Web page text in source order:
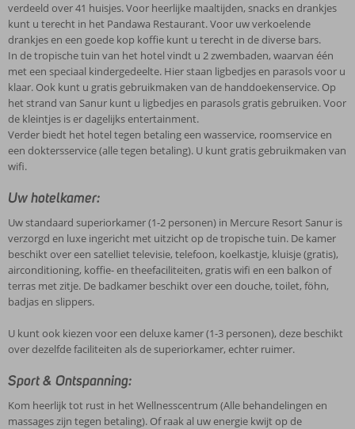
verdeeld over 41 huisjes. Voor heerlijke maaltijden, snacks en drankjes
kunt u terecht in het Pandawa Restaurant. Voor uw verkoelende
drankjes en een goede kop koffie kunt u terecht in de diverse bars.
In de tropische tuin van het hotel vindt u 2 zwembaden, waarvan één
met een speciaal kindergedeelte. Hier staan ligbedjes en parasols voor u
klaar. Ook kunt u gratis gebruikmaken van de handdoekenservice. Op
het strand van Sanur kunt u ligbedjes en parasols gratis gebruiken. Voor
de kleintjes is er dagelijks entertainment.
Verder biedt het hotel tegen betaling een wasservice, roomservice en
een doktersservice (alle tegen betaling). U kunt gratis gebruikmaken van
wifi.
Uw hotelkamer:
Uw standaard superiorkamer (1-2 personen) in Mercure Resort Sanur is
verzorgd en luxe ingericht met uitzicht op de tropische tuin. De kamer
beschikt over een satelliet televisie, telefoon, koelkastje, kluisje (gratis),
airconditioning, koffie- en theefaciliteiten, gratis wifi en een balkon of
terras met zitje. De badkamer beschikt over een douche, toilet, föhn,
badjas en slippers.
U kunt ook kiezen voor een deluxe kamer (1-3 personen), deze beschikt
over dezelfde faciliteiten als de superiorkamer, echter ruimer.
Sport & Ontspanning:
Kom heerlijk tot rust in het Wellnesscentrum (Alle behandelingen en
massages zijn tegen betaling). Of raak al uw energie kwijt op de